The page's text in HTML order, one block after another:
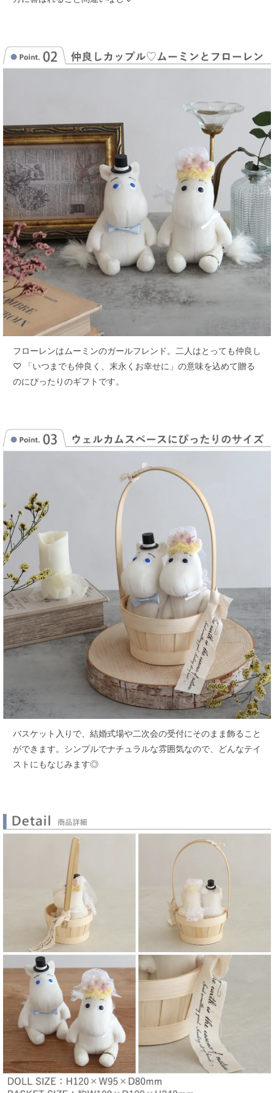
フローレンはムーミンのガールフレンド。二人はとっても仲良し
♡ 「いつまでも仲良く、末永くお幸せに」の意味を込めて贈る
のにぴったりのギフトです。
バスケット入りで、結婚式場や二次会の受付にそのまま飾ること
ができます。 シンプルでナチュラルな雰囲気なので、どんなテイ
ストにもなじみます◎